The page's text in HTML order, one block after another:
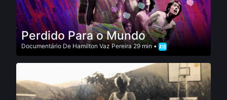
Perdido Para o Mundo
Documentário De Hamilton Vaz Pereira29 min •